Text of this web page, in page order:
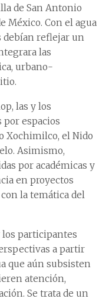
de San Antonio
México. Con el agua
debían reflejar un
las
urbano-
las y los
espacios
Xochimilco, el Nido
Asimismo,
por académicas y
en proyectos
la temática del
participantes
a partir
que aún subsisten
atención,
Se trata de un